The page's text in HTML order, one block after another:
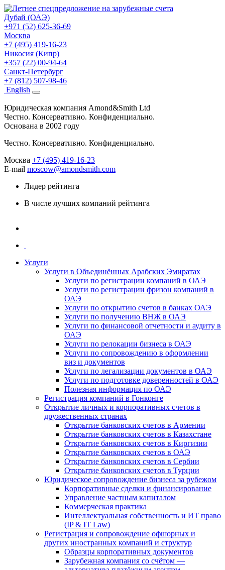
Дубай (ОАЭ)
+971 (52) 625-36-69
Москва
+7 (495) 419-16-23
Никосия (Кипр)
+357 (22) 00-94-64
Санкт-Петербург
+7 (812) 507-98-46
English
Юридическая компания Amond&Smith Ltd
Честно. Консервативно. Конфиденциально.
Основана в 2002 году
Честно. Консервативно. Конфиденциально.
Москва +7 (495) 419-16-23
E-mail moscow@amondsmith.com
Лидер рейтинга
В числе лучших компаний рейтинга
Услуги
Услуги в Объединённых Арабских Эмиратах
Услуги по регистрации компаний в ОАЭ
Услуги по регистрации фризон компаний в
ОАЭ
Услуги по открытию счетов в банках ОАЭ
Услуги по получению ВНЖ в ОАЭ
Услуги по финансовой отчетности и аудиту в
ОАЭ
Услуги по релокации бизнеса в ОАЭ
Услуги по сопровождению в оформлении
виз и документов
Услуги по легализации документов в ОАЭ
Услуги по подготовке доверенностей в ОАЭ
Полезная информация по ОАЭ
Регистрация компаний в Гонконге
Открытие личных и корпоративных счетов в
дружественных странах
Открытие банковских счетов в Армении
Открытие банковских счетов в Казахстане
Открытие банковских счетов в Киргизии
Открытие банковских счетов в ОАЭ
Открытие банковских счетов в Сербии
Открытие банковских счетов в Турции
Юридическое сопровождение бизнеса за рубежом
Корпоративные сделки и финансирование
Управление частным капиталом
Коммерческая практика
Интеллектуальная собственность и ИТ право
(IP & IT Law)
Регистрация и сопровождение офшорных и
других иностранных компаний и структур
Образцы корпоративных документов
Зарубежная компания со счётом —